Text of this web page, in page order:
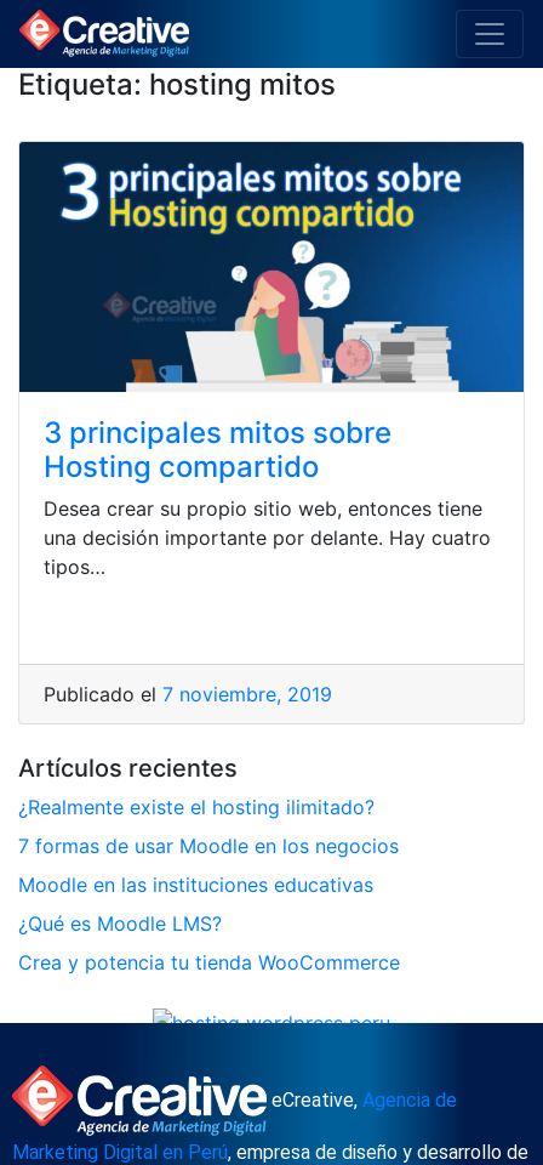
Etiqueta: hosting mitos
3 principales mitos sobre
Hosting compartido
Desea crear su propio sitio web, entonces tiene
una decisión importante por delante. Hay cuatro
tipos…
Publicado el 7 noviembre, 2019
Artículos recientes
¿Realmente existe el hosting ilimitado?
7 formas de usar Moodle en los negocios
Moodle en las instituciones educativas
¿Qué es Moodle LMS?
Crea y potencia tu tienda WooCommerce
eCreative, Agencia de
Marketing Digital en Perú, empresa de diseño y desarrollo de